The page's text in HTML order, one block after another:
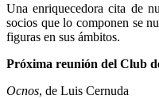
Una enriquecedora cita de
socios que lo componen se
figuras en sus ámbitos.
Próxima reunión del Club
Ocnos, de Luis Cernuda